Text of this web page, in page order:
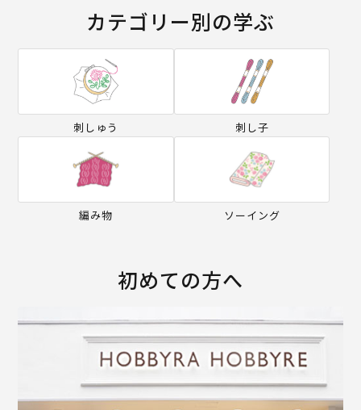
カテゴリー別の学ぶ
刺しゅう 刺し子
編み物 ソーイング
初めての方へ